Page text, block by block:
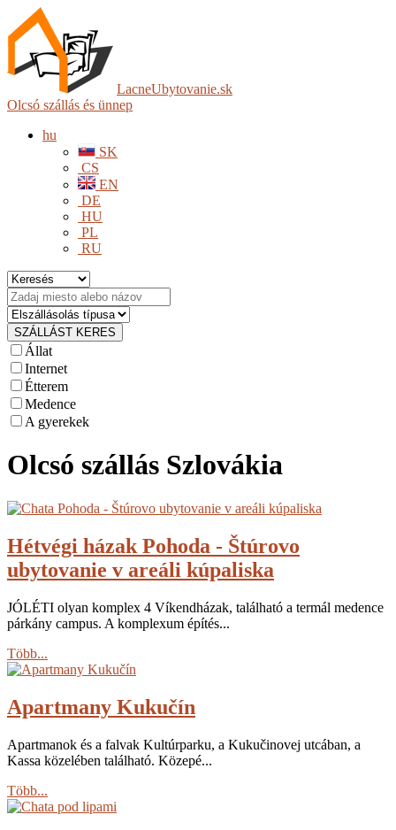
LacneUbytovanie.sk
Olcsó szállás és ünnep
hu
SK
CS
EN
DE
HU
PL
RU
Állat
Internet
Étterem
Medence
A gyerekek
Olcsó szállás Szlovákia
Hétvégi házak Pohoda - Štúrovo
ubytovanie v areáli kúpaliska
JÓLÉTI olyan komplex 4 Víkendházak, található a termál medence
párkány campus. A komplexum építés...
Több...
Apartmany Kukučín
Apartmanok és a falvak Kultúrparku, a Kukučinovej utcában, a
Kassa közelében található. Közepé...
Több...